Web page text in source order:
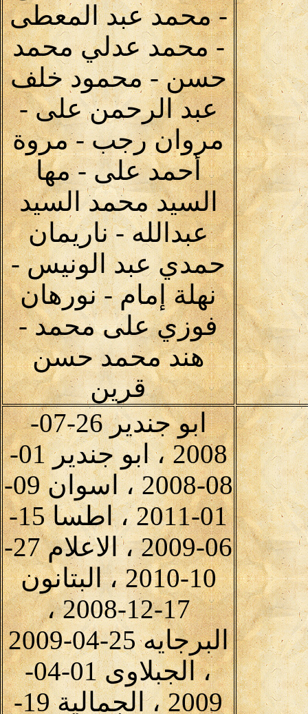
- محمد عبد المعطى
- محمد عدلي محمد
حسن - محمود خلف
عبد الرحمن على -
مروان رجب - مروة
أحمد على - مها
السيد محمد السيد
عبدالله - ناريمان
حمدي عبد الونيس -
نهلة إمام - نورهان
فوزي على محمد -
هند محمد حسن
قرين
ابو جندير 26-07-
2008 ، ابو جندير 01-
08-2008 ، اسوان 09-
01-2011 ، اطسا 15-
06-2009 ، الاعلام 27-
10-2010 ، البتانون
17-12-2008 ،
البرجايه 25-04-2009
، الجبلاوى 01-04-
2009 ، الجمالية 19-